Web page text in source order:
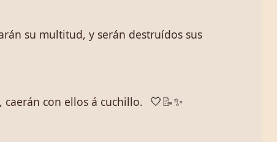
su multitud, y serán destruídos sus
con ellos á cuchillo. 🤍 📝✨